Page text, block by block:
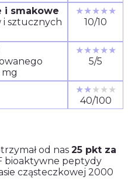
i smakowe
sztucznych
★★★★★
10/10
mg
★★★★★
5/5
★★★★★
40/100
od nas 25 pkt za
bioaktywne peptydy
cząsteczkowej 2000